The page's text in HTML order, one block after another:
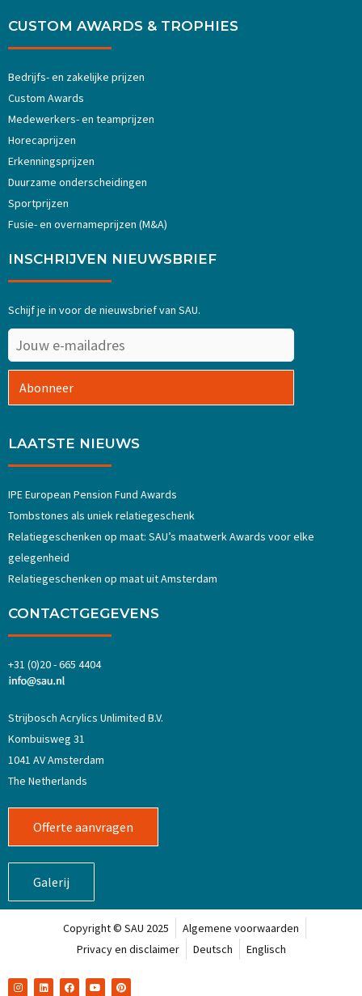
CUSTOM AWARDS & TROPHIES
Bedrijfs- en zakelijke prijzen
Custom Awards
Medewerkers- en teamprijzen
Horecaprijzen
Erkenningsprijzen
Duurzame onderscheidingen
Sportprijzen
Fusie- en overnameprijzen (M&A)
INSCHRIJVEN NIEUWSBRIEF
Schijf je in voor de nieuwsbrief van SAU.
Abonneer
LAATSTE NIEUWS
IPE European Pension Fund Awards
Tombstones als uniek relatiegeschenk
Relatiegeschenken op maat: SAU’s maatwerk Awards voor elke
gelegenheid
Relatiegeschenken op maat uit Amsterdam
CONTACTGEGEVENS
+31 (0)20 - 665 4404
Strijbosch Acrylics Unlimited B.V.
Kombuisweg 31
1041 AV Amsterdam
The Netherlands
Offerte aanvragen
Galerij
Copyright © SAU 2025
Algemene voorwaarden
Privacy en disclaimer
Deutsch Englisch